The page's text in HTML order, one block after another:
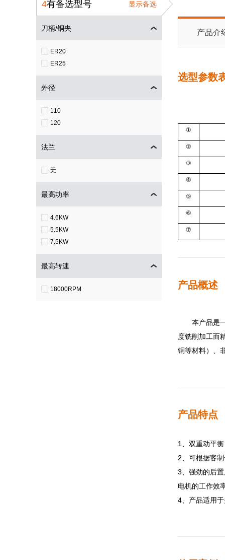
4有备选型号 显示备选
刀柄/铜夹
ER20
ER25
外径
110
120
法兰
无
最高功率
4.6KW
5.5KW
7.5KW
最高转速
18000RPM
产品介
选型参数
①
②
③
④
⑤
⑥
⑦
产品概述
本产品是一
度铣削加工而
铜等材料）、
产品特点
1、双重动平
2、可根据客
3、强劲的后
电机的工作效
4、产品适用